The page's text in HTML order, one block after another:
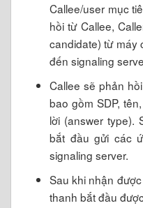
Callee/user mục
hồi từ Callee,
candidate) từ máy
đến signaling
Callee sẽ phản
bao gồm SDP,
lời (answer type).
bắt đầu gửi các
signaling server.
Sau khi nhận
thanh bắt đầu